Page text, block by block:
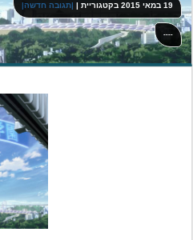
19 במאי 2015 בקטגוריית | |תגובה חדשה|
----